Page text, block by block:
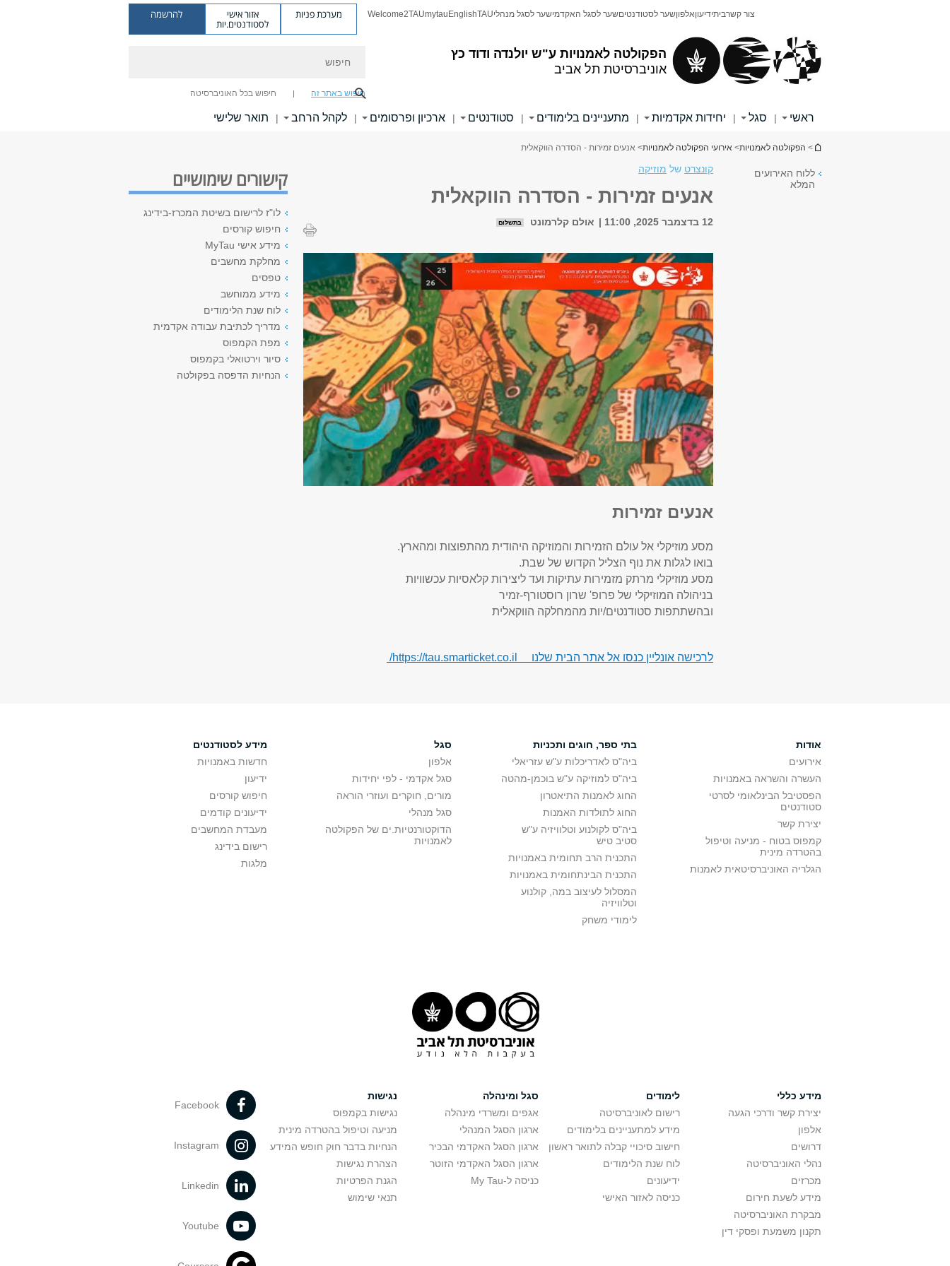
הפקולטה לאמנויות ע"ש יולנדה ודוד כץ
אוניברסיטת תל אביב
צור קשרביתידיעוןאלפוןשער לסטודנטיםשער לסגל האקדמישער לסגל מנהליTAU
English
mytau
Welcome2TAU מערכת פניות אזור אישי
לסטודנטים.יות
להרשמה
חיפוש באתר זה חיפוש בכל האוניברסיטה
ראשי | סגל | יחידות אקדמיות | מתעניינים בלימודים | סטודנטים | ארכיון ופרסומים | לקהל הרחב | תואר שלישי
הינך נמצא כאן
> הפקולטה לאמנויות> אירועי הפקולטה לאמנויות> אנעים זמירות - הסדרה הווקאלית
ללוח האירועים
המלא
קונצרט של מוזיקה
אנעים זמירות - הסדרה הווקאלית
12 בדצמבר 2025, 11:00 אולם קלרמונט בתשלום
אנעים זמירות
מסע מוזיקלי אל עולם הזמירות והמוזיקה היהודית מהתפוצות ומהארץ.
בואו לגלות את נוף הצליל הקדוש של שבת.
מסע מוזיקלי מרתק מזמירות עתיקות ועד ליצירות קלאסיות עכשוויות
בניהולה המוזיקלי של פרופ' שרון רוסטורף-זמיר
ובהשתתפות סטודנטים/יות מהמחלקה הווקאלית
לרכישה אונליין כנסו אל אתר הבית שלנו https://tau.smarticket.co.il/
קישורים שימושיים
לו"ז לרישום בשיטת המכרז-בידינג
חיפוש קורסים
מידע אישי MyTau
מחלקת מחשבים
טפסים
מידע ממוחשב
לוח שנת הלימודים
מדריך לכתיבת עבודה אקדמית
מפת הקמפוס
סיור וירטואלי בקמפוס
הנחיות הדפסה בפקולטה
אודות
אירועים
העשרה והשראה באמנויות
הפסטיבל הבינלאומי לסרטי
סטודנטים
יצירת קשר
קמפוס בטוח - מניעה וטיפול
בהטרדה מינית
הגלריה האוניברסיטאית לאמנות
בתי ספר, חוגים ותכניות
ביה"ס לאדריכלות ע"ש עזריאלי
ביה"ס למוזיקה ע"ש בוכמן-מהטה
החוג לאמנות התיאטרון
החוג לתולדות האמנות
ביה"ס לקולנוע וטלוויזיה ע"ש
סטיב טיש
התכנית הרב תחומית באמנויות
התכנית הבינתחומית באמנויות
המסלול לעיצוב במה, קולנוע
וטלוויזיה
לימודי משחק
סגל
אלפון
סגל אקדמי - לפי יחידות
מורים, חוקרים ועוזרי הוראה
סגל מנהלי
הדוקטורנטיות.ים של הפקולטה
לאמנויות
מידע לסטודנטים
חדשות באמנויות
ידיעון
חיפוש קורסים
ידיעונים קודמים
מעבדת המחשבים
רישום בידינג
מלגות
מידע כללי
יצירת קשר ודרכי הגעה
אלפון
דרושים
נהלי האוניברסיטה
מכרזים
מידע לשעת חירום
מבקרת האוניברסיטה
תקנון משמעת ופסקי דין
לימודים
רישום לאוניברסיטה
מידע למתעניינים בלימודים
חישוב סיכויי קבלה לתואר ראשון
לוח שנת הלימודים
ידיעונים
כניסה לאזור האישי
סגל ומינהלה
אגפים ומשרדי מינהלה
ארגון הסגל המנהלי
ארגון הסגל האקדמי הבכיר
ארגון הסגל האקדמי הזוטר
כניסה ל-My Tau
נגישות
נגישות בקמפוס
מניעה וטיפול בהטרדה מינית
הנחיות בדבר חוק חופש המידע
הצהרת נגישות
הגנת הפרטיות
תנאי שימוש
Facebook
Instagram
Linkedin
Youtube